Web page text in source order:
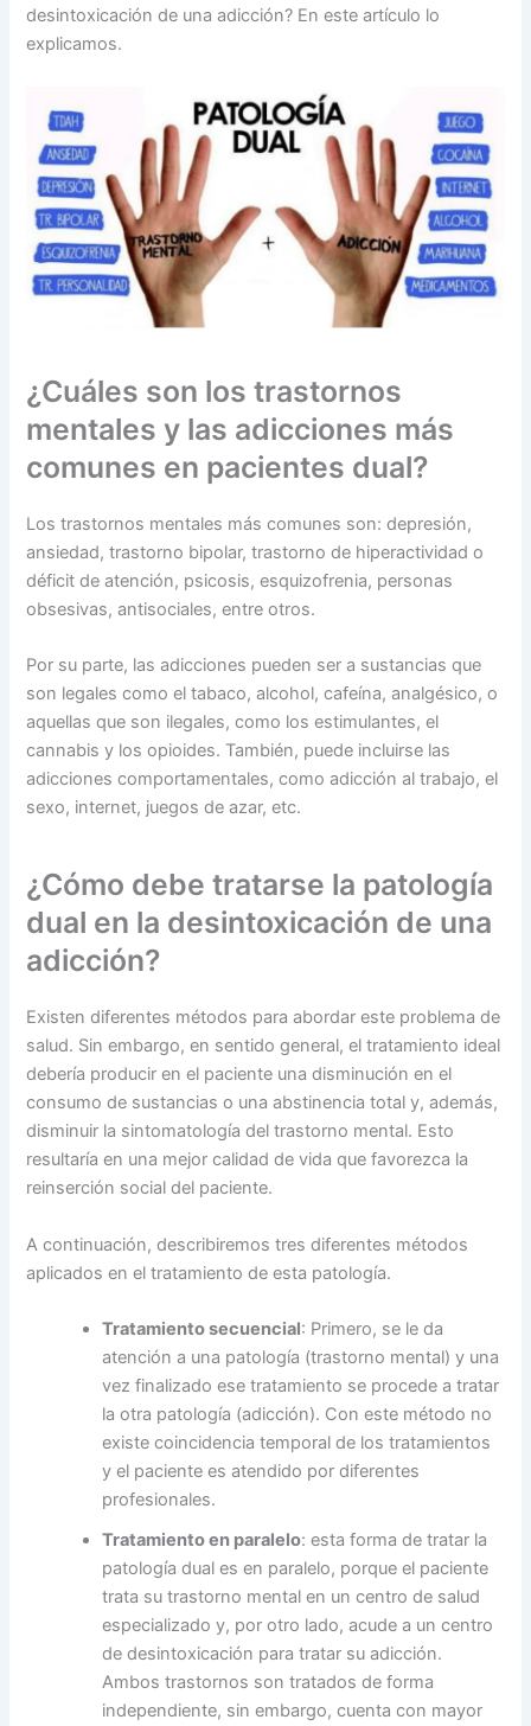
desintoxicación de una adicción? En este artículo lo
explicamos.
¿Cuáles son los trastornos
mentales y las adicciones más
comunes en pacientes dual?
Los trastornos mentales más comunes son: depresión,
ansiedad, trastorno bipolar, trastorno de hiperactividad o
déficit de atención, psicosis, esquizofrenia, personas
obsesivas, antisociales, entre otros.
Por su parte, las adicciones pueden ser a sustancias que
son legales como el tabaco, alcohol, cafeína, analgésico, o
aquellas que son ilegales, como los estimulantes, el
cannabis y los opioides. También, puede incluirse las
adicciones comportamentales, como adicción al trabajo, el
sexo, internet, juegos de azar, etc.
¿Cómo debe tratarse la patología
dual en la desintoxicación de una
adicción?
Existen diferentes métodos para abordar este problema de
salud. Sin embargo, en sentido general, el tratamiento ideal
debería producir en el paciente una disminución en el
consumo de sustancias o una abstinencia total y, además,
disminuir la sintomatología del trastorno mental. Esto
resultaría en una mejor calidad de vida que favorezca la
reinserción social del paciente.
A continuación, describiremos tres diferentes métodos
aplicados en el tratamiento de esta patología.
Tratamiento secuencial: Primero, se le da
atención a una patología (trastorno mental) y una
vez finalizado ese tratamiento se procede a tratar
la otra patología (adicción). Con este método no
existe coincidencia temporal de los tratamientos
y el paciente es atendido por diferentes
profesionales.
Tratamiento en paralelo: esta forma de tratar la
patología dual es en paralelo, porque el paciente
trata su trastorno mental en un centro de salud
especializado y, por otro lado, acude a un centro
de desintoxicación para tratar su adicción.
Ambos trastornos son tratados de forma
independiente, sin embargo, cuenta con mayor